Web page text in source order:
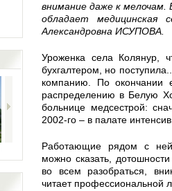
внимание даже к
обладает медицинская
Александровна ИСУПОВА.
Уроженка села Колянур,
бухгалтером, но
компанию. По окончании
распределению в Белую
больнице медсестрой:
2002-го – в палате
Работающие рядом с ней
можно сказать,
во всем разобраться,
читает профессиональной